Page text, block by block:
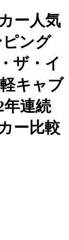
ー人気
ング
ザ・イ
キャブ
年連続
ー比較